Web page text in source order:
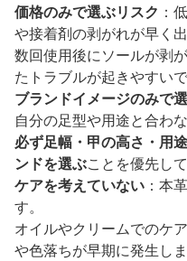
価格のみで選ぶリスク ：
や接着剤の剥がれが早く
数回使用後にソールが剥
たトラブルが起きやすい
ブランドイメージのみで
自分の足型や用途と合わ
必ず足幅・甲の高さ・用
ンドを選ぶことを優先し
ケアを考えていない ：本
す。
オイルやクリームでのケ
や色落ちが早期に発生し